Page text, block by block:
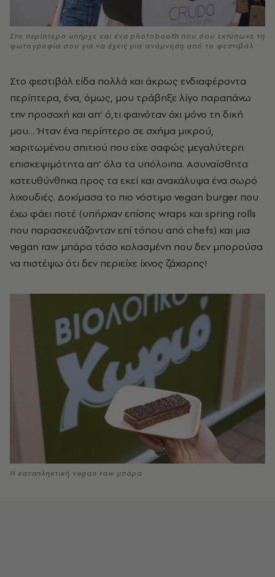
Στο περίπτερο υπήρχε και ένα photobooth που σου εκτύπωνε τη
φωτογραφία σου για να έχεις μια ανάμνηση από το φεστιβάλ
Στο φεστιβάλ είδα πολλά και άκρως ενδιαφέροντα
περίπτερα, ένα, όμως, μου τράβηξε λίγο παραπάνω
την προσοχή και απ’ ό,τι φαινόταν όχι μόνο τη δική
μου… Ήταν ένα περίπτερο σε σχήμα μικρού,
χαριτωμένου σπιτιού που είχε σαφώς μεγαλύτερη
επισκεψιμότητα απ’ όλα τα υπόλοιπα. Ασυναίσθητα
κατευθύνθηκα προς τα εκεί και ανακάλυψα ένα σωρό
λιχουδιές. Δοκίμασα το πιο νόστιμο vegan burger που
έχω φάει ποτέ (υπήρχαν επίσης wraps και spring rolls
που παρασκευάζονταν επί τόπου από chefs) και μια
vegan raw μπάρα τόσο κολασμένη που δεν μπορούσα
να πιστέψω ότι δεν περιείχε ίχνος ζάχαρης!
Η καταπληκτική vegan raw μπάρα